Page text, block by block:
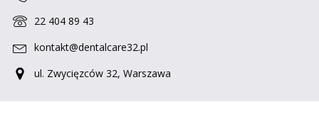
22 404 89 43
kontakt@dentalcare32.pl
ul. Zwycięzców 32, Warszawa